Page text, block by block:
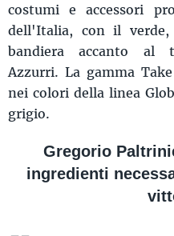
costumi e accessori
dell'Italia, con il
bandiera accanto al
Azzurri. La gamma
nei colori della linea
grigio.
Gregorio
ingredienti